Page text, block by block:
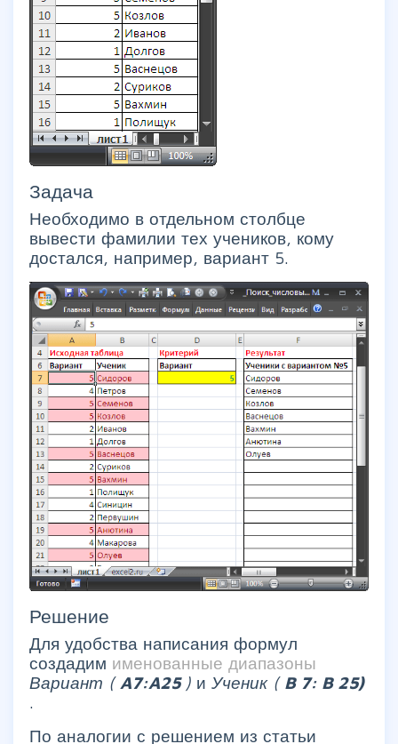
Задача
Необходимо в отдельном столбце
вывести фамилии тех учеников, кому
достался, например, вариант 5.
Решение
Для удобства написания формул
создадим именованные диапазоны
Вариант ( A7:A25 ) и Ученик ( B 7: B 25)
.
По аналогии с решением из статьи